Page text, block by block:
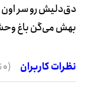
دق‌دلیش رو سر اون
بهش می‌گن باغ
نظرات کاربران (0 نظر)